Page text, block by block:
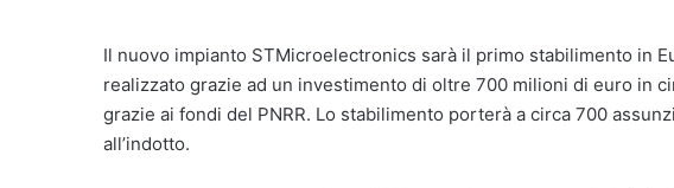
Il nuovo impianto STMicroelectronics sarà il primo stabilimento in
realizzato grazie ad un investimento di oltre 700 milioni di euro in
grazie ai fondi del PNRR. Lo stabilimento porterà a circa 700
all’indotto.